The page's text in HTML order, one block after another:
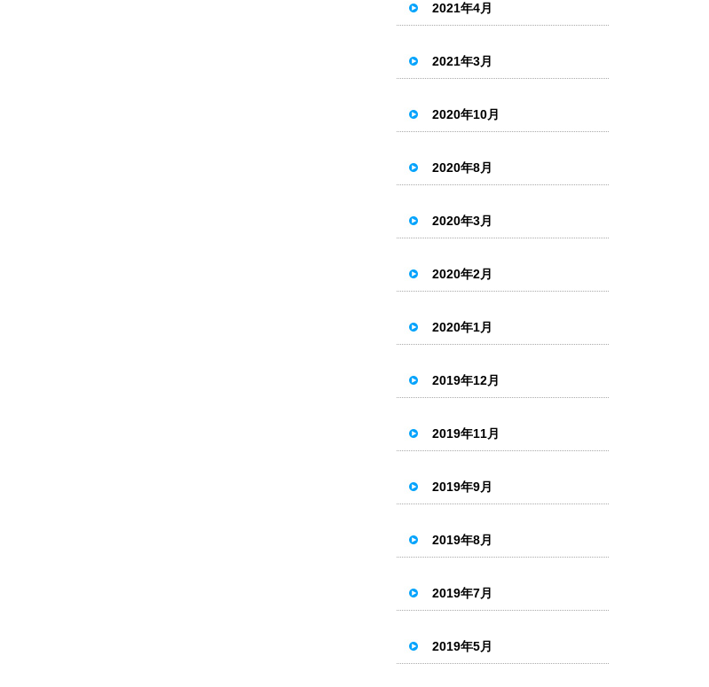
2021年4月
2021年3月
2020年10月
2020年8月
2020年3月
2020年2月
2020年1月
2019年12月
2019年11月
2019年9月
2019年8月
2019年7月
2019年5月